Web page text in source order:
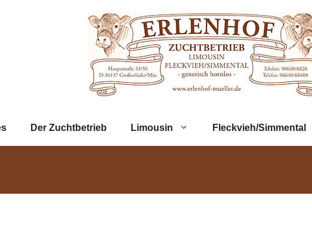
Der Zuchtbetrieb Limousin Fleckvieh/Simmental